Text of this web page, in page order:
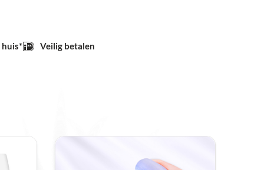
huis* Veilig betalen